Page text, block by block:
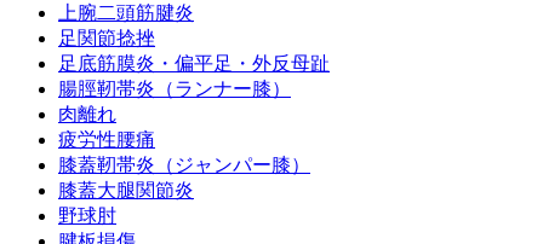
上腕二頭筋腱炎
足関節捻挫
足底筋膜炎・偏平足・外反母趾
腸脛靭帯炎（ランナー膝）
肉離れ
疲労性腰痛
膝蓋靭帯炎（ジャンパー膝）
膝蓋大腿関節炎
野球肘